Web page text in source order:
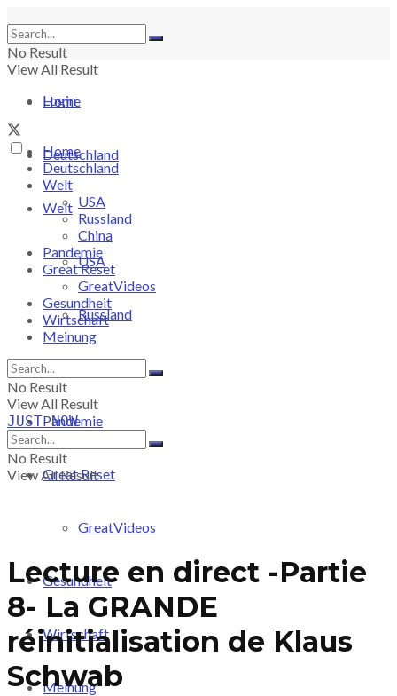
No Result
View All Result
Login
Home
Deutschland
Welt
USA
Russland
Pandemie
Great Reset
GreatVideos
Gesundheit
Wirtschaft
Meinung
Home
Deutschland
Welt
USA
Russland
China
Pandemie
Great Reset
GreatVideos
Gesundheit
Wirtschaft
Meinung
No Result
View All Result
JUST-NOW
No Result
View All Result
Lecture en direct -Partie
8- La GRANDE
réinitialisation de Klaus
Schwab